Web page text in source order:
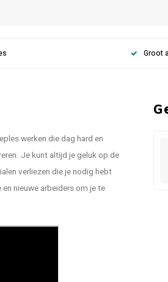
Groot
werken die dag hard en
Je kunt altijd je geluk op de
verliezen die je nodig hebt
nieuwe arbeiders om je te